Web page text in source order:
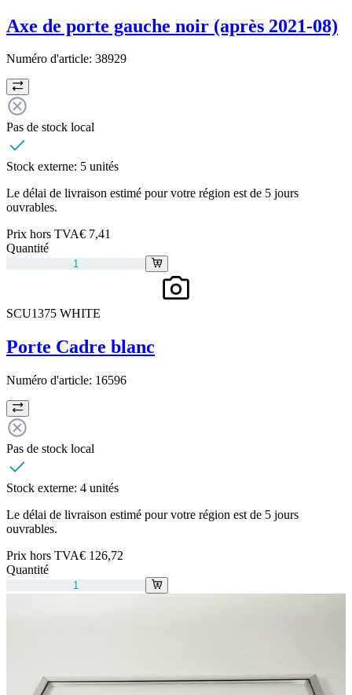
Axe de porte gauche noir (après 2021-08)
Numéro d'article: 38929
Pas de stock local
Stock externe: 5 unités
Le délai de livraison estimé pour votre région est de 5 jours
ouvrables.
Prix hors TVA€ 7,41
Quantité
SCU1375 WHITE
Porte Cadre blanc
Numéro d'article: 16596
Pas de stock local
Stock externe: 4 unités
Le délai de livraison estimé pour votre région est de 5 jours
ouvrables.
Prix hors TVA€ 126,72
Quantité